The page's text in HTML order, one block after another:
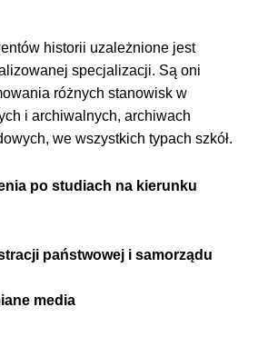
historii uzależnione jest
specjalizacji. Są oni
różnych stanowisk w
i archiwalnych, archiwach
we wszystkich typach szkół.
po studiach na kierunku
państwowej i samorządu
media